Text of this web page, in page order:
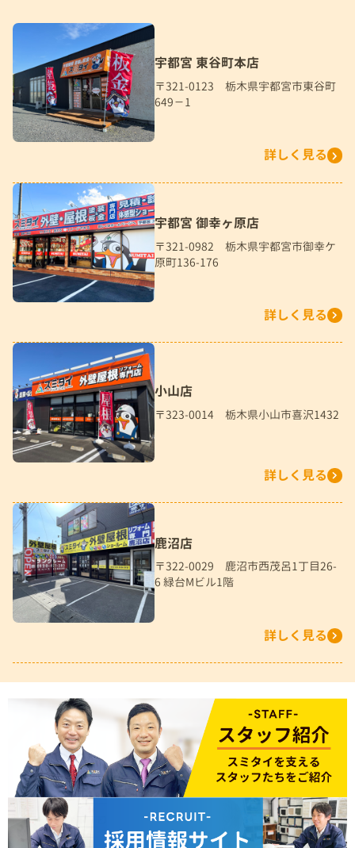
宇都宮 東谷町本店
〒321-0123 栃木県宇都宮市東谷町
649－1
詳しく見る
宇都宮 御幸ヶ原店
〒321-0982 栃木県宇都宮市御幸ケ
原町136-176
詳しく見る
小山店
〒323-0014 栃木県小山市喜沢1432
詳しく見る
鹿沼店
〒322-0029 鹿沼市西茂呂1丁目26-
6 緑台Mビル1階
詳しく見る